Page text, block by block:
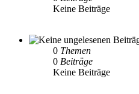
Keine Beiträge
0 Themen
0 Beiträge
Keine Beiträge